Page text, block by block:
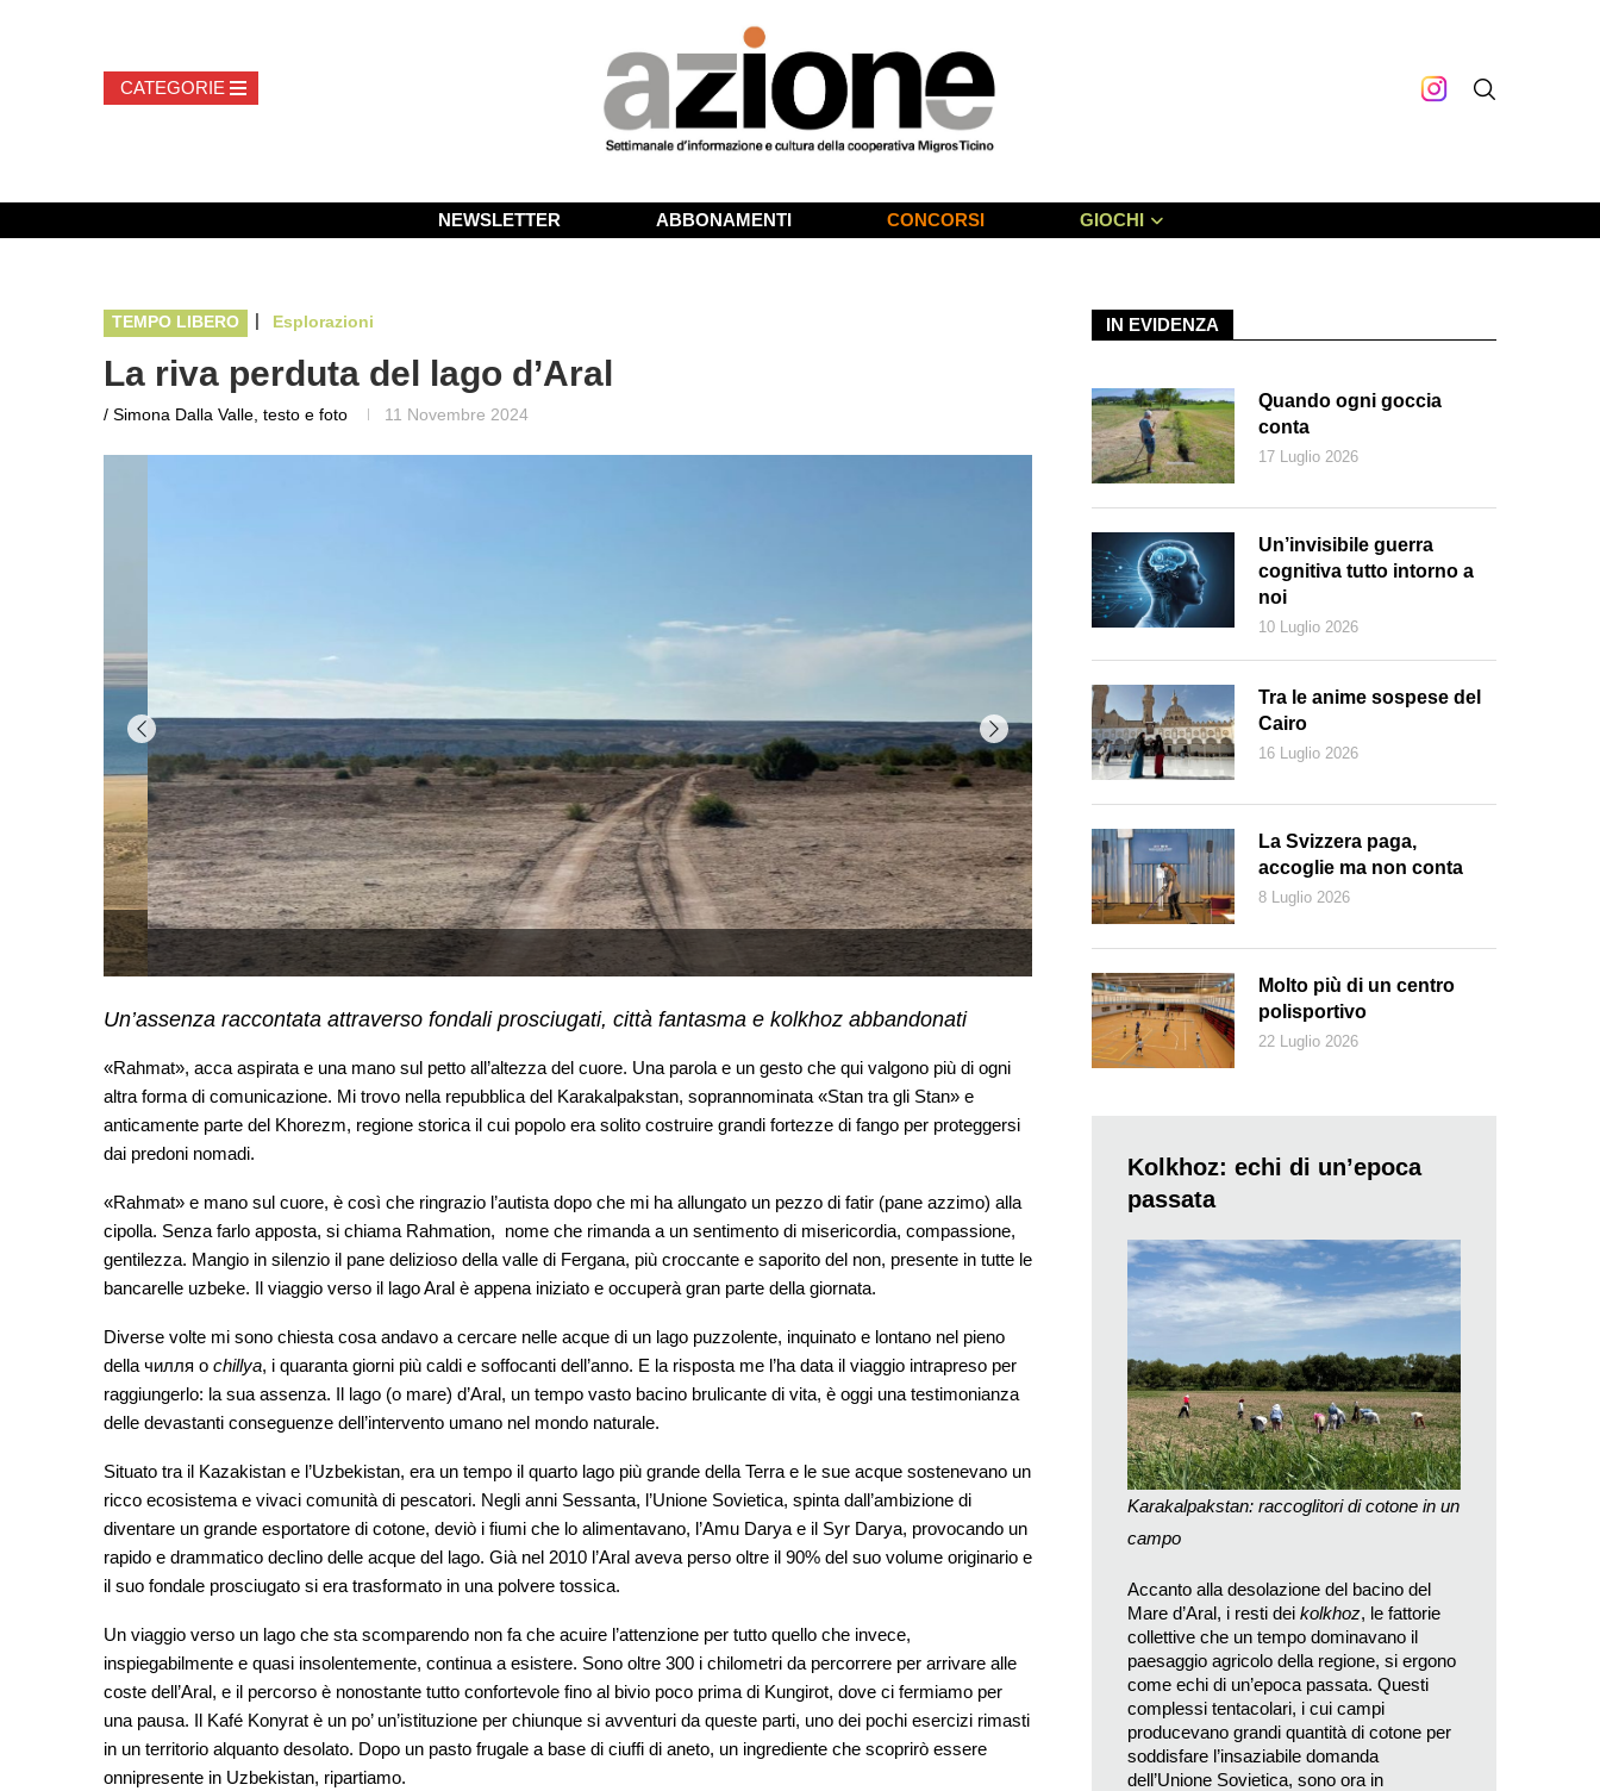
NEWSLETTER ABBONAMENTI CONCORSI GIOCHI
TEMPO LIBERO | Esplorazioni
La riva perduta del lago d’Aral
/ Simona Dalla Valle, testo e foto 11 Novembre 2024
Un’assenza raccontata attraverso fondali prosciugati, città fantasma e kolkhoz abbandonati
«Rahmat», acca aspirata e una mano sul petto all’altezza del cuore. Una parola e un gesto che qui valgono più di ogni
altra forma di comunicazione. Mi trovo nella repubblica del Karakalpakstan, soprannominata «Stan tra gli Stan» e
anticamente parte del Khorezm, regione storica il cui popolo era solito costruire grandi fortezze di fango per proteggersi
dai predoni nomadi.
«Rahmat» e mano sul cuore, è così che ringrazio l’autista dopo che mi ha allungato un pezzo di fatir (pane azzimo) alla
cipolla. Senza farlo apposta, si chiama Rahmation, nome che rimanda a un sentimento di misericordia, compassione,
gentilezza. Mangio in silenzio il pane delizioso della valle di Fergana, più croccante e saporito del non, presente in tutte le
bancarelle uzbeke. Il viaggio verso il lago Aral è appena iniziato e occuperà gran parte della giornata.
Diverse volte mi sono chiesta cosa andavo a cercare nelle acque di un lago puzzolente, inquinato e lontano nel pieno
della чилля o chillya, i quaranta giorni più caldi e soffocanti dell’anno. E la risposta me l’ha data il viaggio intrapreso per
raggiungerlo: la sua assenza. Il lago (o mare) d’Aral, un tempo vasto bacino brulicante di vita, è oggi una testimonianza
delle devastanti conseguenze dell’intervento umano nel mondo naturale.
Situato tra il Kazakistan e l’Uzbekistan, era un tempo il quarto lago più grande della Terra e le sue acque sostenevano un
ricco ecosistema e vivaci comunità di pescatori. Negli anni Sessanta, l’Unione Sovietica, spinta dall’ambizione di
diventare un grande esportatore di cotone, deviò i fiumi che lo alimentavano, l’Amu Darya e il Syr Darya, provocando un
rapido e drammatico declino delle acque del lago. Già nel 2010 l’Aral aveva perso oltre il 90% del suo volume originario e
il suo fondale prosciugato si era trasformato in una polvere tossica.
Un viaggio verso un lago che sta scomparendo non fa che acuire l’attenzione per tutto quello che invece,
inspiegabilmente e quasi insolentemente, continua a esistere. Sono oltre 300 i chilometri da percorrere per arrivare alle
coste dell’Aral, e il percorso è nonostante tutto confortevole fino al bivio poco prima di Kungirot, dove ci fermiamo per
una pausa. Il Kafé Konyrat è un po’ un’istituzione per chiunque si avventuri da queste parti, uno dei pochi esercizi rimasti
in un territorio alquanto desolato. Dopo un pasto frugale a base di ciuffi di aneto, un ingrediente che scoprirò essere
onnipresente in Uzbekistan, ripartiamo.
IN EVIDENZA
Quando ogni goccia
conta
17 Luglio 2026
Un’invisibile guerra
cognitiva tutto intorno a
noi
10 Luglio 2026
Tra le anime sospese del
Cairo
16 Luglio 2026
La Svizzera paga,
accoglie ma non conta
8 Luglio 2026
Molto più di un centro
polisportivo
22 Luglio 2026
Kolkhoz: echi di un’epoca
passata
Karakalpakstan: raccoglitori di cotone in un
campo
Accanto alla desolazione del bacino del
Mare d’Aral, i resti dei kolkhoz, le fattorie
collettive che un tempo dominavano il
paesaggio agricolo della regione, si ergono
come echi di un’epoca passata. Questi
complessi tentacolari, i cui campi
producevano grandi quantità di cotone per
soddisfare l’insaziabile domanda
dell’Unione Sovietica, sono ora in